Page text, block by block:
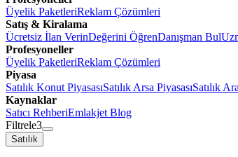
Üyelik PaketleriReklam Çözümleri
Satış & Kiralama
Ücretsiz İlan VerinDeğerini ÖğrenDanışman Bul
Profesyoneller
Üyelik PaketleriReklam Çözümleri
Piyasa
Satılık Konut PiyasasıSatılık Arsa PiyasasıSatılık
Kaynaklar
Satıcı RehberiEmlakjet Blog
Filtrele3
Satılık